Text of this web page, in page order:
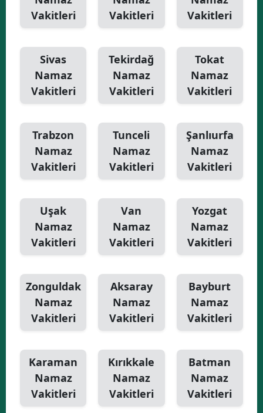
Vakitleri
Vakitleri
Vakitleri
Sivas
Namaz
Vakitleri
Tekirdağ
Namaz
Vakitleri
Tokat
Namaz
Vakitleri
Trabzon
Namaz
Vakitleri
Tunceli
Namaz
Vakitleri
Şanlıurfa
Namaz
Vakitleri
Uşak
Namaz
Vakitleri
Van
Namaz
Vakitleri
Yozgat
Namaz
Vakitleri
Zonguldak
Namaz
Vakitleri
Aksaray
Namaz
Vakitleri
Bayburt
Namaz
Vakitleri
Karaman
Namaz
Vakitleri
Kırıkkale
Namaz
Vakitleri
Batman
Namaz
Vakitleri